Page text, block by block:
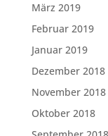
März 2019
Februar 2019
Januar 2019
Dezember 2018
November 2018
Oktober 2018